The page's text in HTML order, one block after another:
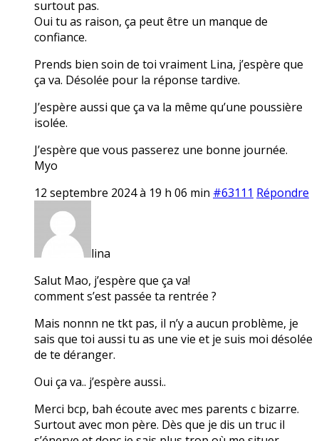
surtout pas.
Oui tu as raison, ça peut être un manque de
confiance.
Prends bien soin de toi vraiment Lina, j’espère que
ça va. Désolée pour la réponse tardive.
J’espère aussi que ça va la même qu’une poussière
isolée.
J’espère que vous passerez une bonne journée.
Myo
12 septembre 2024 à 19 h 06 min #63111 Répondre
lina
Salut Mao, j’espère que ça va!
comment s’est passée ta rentrée ?
Mais nonnn ne tkt pas, il n’y a aucun problème, je
sais que toi aussi tu as une vie et je suis moi désolée
de te déranger.
Oui ça va.. j’espère aussi..
Merci bcp, bah écoute avec mes parents c bizarre.
Surtout avec mon père. Dès que je dis un truc il